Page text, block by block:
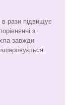
рази підвищує
з
завжди